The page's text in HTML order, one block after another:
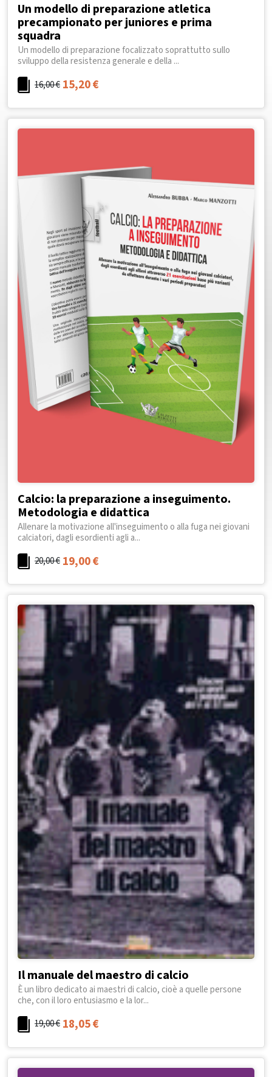
Un modello di preparazione atletica
precampionato per juniores e prima
squadra
Un modello di preparazione focalizzato soprattutto sullo
sviluppo della resistenza generale e della ...
16,00€ 15,20€
Calcio: la preparazione a inseguimento.
Metodologia e didattica
Allenare la motivazione all'inseguimento o alla fuga nei giovani
calciatori, dagli esordienti agli a...
20,00€ 19,00€
Il manuale del maestro di calcio
È un libro dedicato ai maestri di calcio, cioè a quelle persone
che, con il loro entusiasmo e la lor...
19,00€ 18,05€